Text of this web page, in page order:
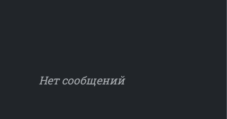
Нет сообщений